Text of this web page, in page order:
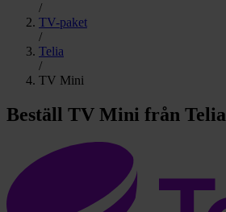
/
TV-paket
/
Telia
/
TV Mini
Beställ TV Mini från Telia